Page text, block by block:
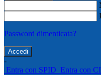
Password dimenticata?
-
Entra con SPID Entra con